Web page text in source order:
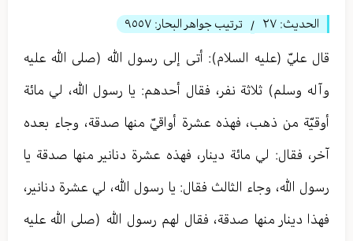
الحديث: ٢٧ / ترتيب جواهر البحار: ٩٥٥٧
قال عليّ (عليه السلام): أتى إلى رسول الله (صلى الله عليه
وآله وسلم) ثلاثة نفر، فقال أحدهم: يا رسول الله، لي مائة
أوقيّة من ذهب، فهذه عشرة أواقيّ منها صدقة، وجاء بعده
آخر، فقال: لي مائة دينار، فهذه عشرة دنانير منها صدقة يا
رسول الله، وجاء الثالث فقال: يا رسول الله، لي عشرة دنانير،
فهذا دينار منها صدقة، فقال لهم رسول الله (صلى الله عليه